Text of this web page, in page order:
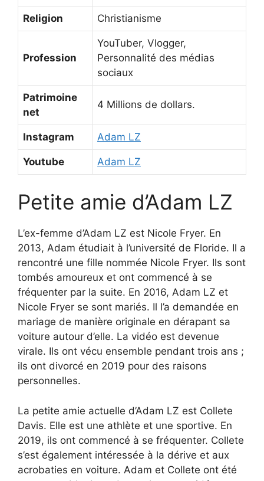
Religion Christianisme
Profession
YouTuber, Vlogger,
Personnalité des médias
sociaux
Patrimoine
net
4 Millions de dollars.
Instagram Adam LZ
Youtube Adam LZ
Petite amie d’Adam LZ
L’ex-femme d’Adam LZ est Nicole Fryer. En
2013, Adam étudiait à l’université de Floride. Il a
rencontré une fille nommée Nicole Fryer. Ils sont
tombés amoureux et ont commencé à se
fréquenter par la suite. En 2016, Adam LZ et
Nicole Fryer se sont mariés. Il l’a demandée en
mariage de manière originale en dérapant sa
voiture autour d’elle. La vidéo est devenue
virale. Ils ont vécu ensemble pendant trois ans ;
ils ont divorcé en 2019 pour des raisons
personnelles.
La petite amie actuelle d’Adam LZ est Collete
Davis. Elle est une athlète et une sportive. En
2019, ils ont commencé à se fréquenter. Collete
s’est également intéressée à la dérive et aux
acrobaties en voiture. Adam et Collete ont été